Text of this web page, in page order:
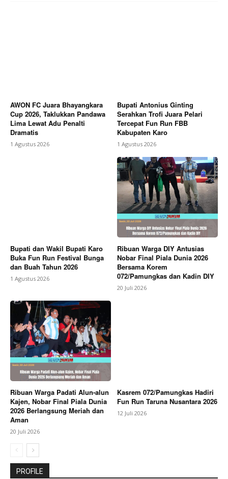
AWON FC Juara Bhayangkara
Cup 2026, Taklukkan Pandawa
Lima Lewat Adu Penalti
Dramatis
1 Agustus 2026
Bupati Antonius Ginting
Serahkan Trofi Juara Pelari
Tercepat Fun Run FBB
Kabupaten Karo
1 Agustus 2026
Bupati dan Wakil Bupati Karo
Buka Fun Run Festival Bunga
dan Buah Tahun 2026
1 Agustus 2026
Ribuan Warga DIY Antusias
Nobar Final Piala Dunia 2026
Bersama Korem
072/Pamungkas dan Kadin DIY
20 Juli 2026
Ribuan Warga Padati Alun-alun
Kajen, Nobar Final Piala Dunia
2026 Berlangsung Meriah dan
Aman
20 Juli 2026
Kasrem 072/Pamungkas Hadiri
Fun Run Taruna Nusantara 2026
12 Juli 2026
PROFILE